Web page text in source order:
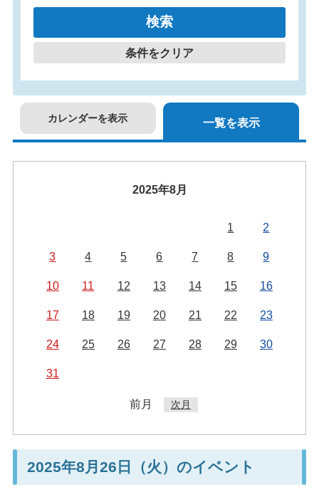
条件をクリア
カレンダーを表示 一覧を表示
2025年8月
1 2
3 4 5 6 7 8 9
10 11 12 13 14 15 16
17 18 19 20 21 22 23
24 25 26 27 28 29 30
31
前月 次月
2025年8月26日（火）のイベント